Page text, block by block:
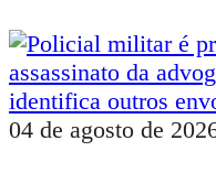
04 de agosto de